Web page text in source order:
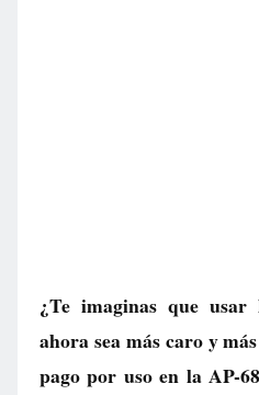
¿Te imaginas que
ahora sea más caro y
pago por uso en la AP-